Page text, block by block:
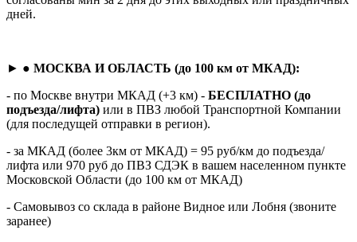
дней.
► ● МОСКВА И ОБЛАСТЬ (до 100 км от МКАД):
- по Москве внутри МКАД (+3 км) - БЕСПЛАТНО (до
подъезда/лифта) или в ПВЗ любой Транспортной Компании
(для последущей отправки в регион).
- за МКАД (более 3км от МКАД) = 95 руб/км до подъезда/
лифта или 970 руб до ПВЗ СДЭК в вашем населенном пункте
Московской Области (до 100 км от МКАД)
- Самовывоз со склада в районе Видное или Лобня (звоните
заранее)